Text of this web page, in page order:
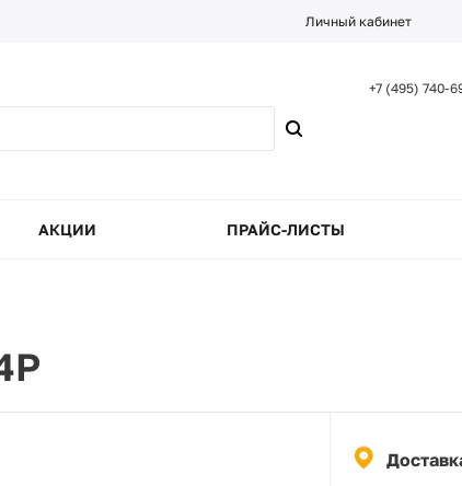
Личный кабинет
+7 (495) 740-
АКЦИИ ПРАЙС-ЛИСТЫ